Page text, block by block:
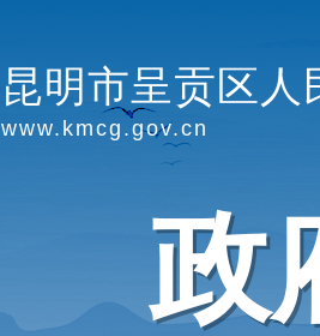
昆明市呈贡区人
www.kmcg.gov.cn
政